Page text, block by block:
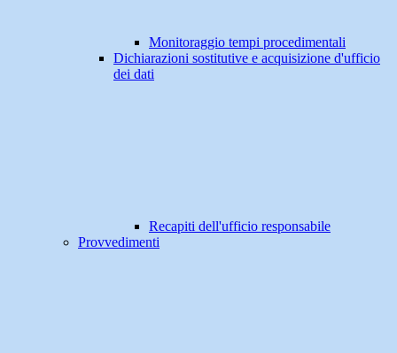
Monitoraggio tempi procedimentali
Dichiarazioni sostitutive e acquisizione d'ufficio
dei dati
Recapiti dell'ufficio responsabile
Provvedimenti